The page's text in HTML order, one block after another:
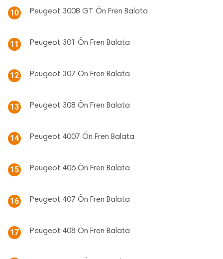
10 Peugeot 3008 GT Ön Fren Balata
11 Peugeot 301 Ön Fren Balata
12 Peugeot 307 Ön Fren Balata
13 Peugeot 308 Ön Fren Balata
14 Peugeot 4007 Ön Fren Balata
15 Peugeot 406 Ön Fren Balata
16 Peugeot 407 Ön Fren Balata
17 Peugeot 408 Ön Fren Balata